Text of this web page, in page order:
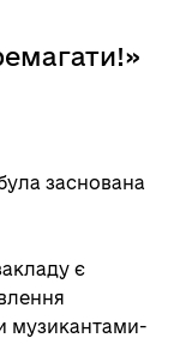
заснована
є
музикантами-